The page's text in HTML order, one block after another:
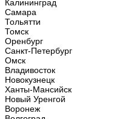
Калининград
Самара
Тольятти
Томск
Оренбург
Санкт-Петербург
Омск
Владивосток
Новокузнецк
Ханты-Мансийск
Новый Уренгой
Воронеж